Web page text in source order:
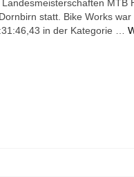
MTB
statt. Bike Works
in der Kategorie …